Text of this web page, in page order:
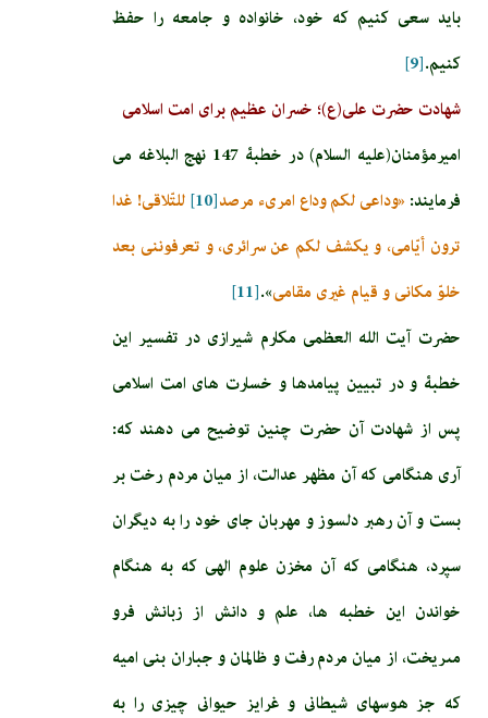
بايد سعى كنيم كه خود، خانواده و جامعه را حفظ
كنيم.[9]
شهادت حضرت علی(ع)؛ خسران عظیم برای امت اسلامی
امیرمؤمنان(علیه السلام) در خطبۀ 147 نهج البلاغه می
فرمایند: «وداعی لكم وداع امرى‏ء مرصد[10]
للتّلاقی! غدا
ترون أيّامی، و يكشف لكم عن سرائری، و تعرفوننی بعد
خلوّ مكانی و قيام غيری مقامی».
[11]
حضرت آیت الله العظمی مکارم شیرازی در تفسیر این
خطبۀ و در تبیین پیامدها و خسارت های امت اسلامی
پس از شهادت آن حضرت چنین توضیح می دهند که:
آرى هنگامى كه آن مظهر عدالت، از ميان مردم رخت بر
بست و آن رهبر دلسوز و مهربان جاى خود را به ديگران
سپرد، هنگامى كه آن مخزن علوم الهى كه به هنگام
خواندن اين خطبه ‏ها، علم و دانش از زبانش فرو
مى‏ريخت، از ميان مردم رفت و ظالمان و جباران بنى اميه
كه جز هوس­هاى شيطانى و غرايز حيوانى چيزى را به